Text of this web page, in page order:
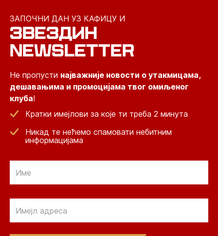
ЗАПОЧНИ ДАН УЗ КАФИЦУ И
ЗВЕЗДИН
NEWSLETTER
Не пропусти најважније новости о утакмицама,
дешавањима и промоцијама твог омиљеног
клуба!
Кратки имејлови за које ти треба 2 минута
Никад те нећемо спамовати небитним
информацијама